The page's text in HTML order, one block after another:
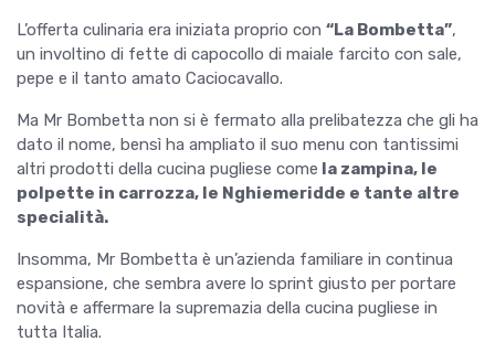
L’offerta culinaria era iniziata proprio con “La Bombetta”,
un involtino di fette di capocollo di maiale farcito con sale,
pepe e il tanto amato Caciocavallo.
Ma Mr Bombetta non si è fermato alla prelibatezza che gli ha
dato il nome, bensì ha ampliato il suo menu con tantissimi
altri prodotti della cucina pugliese come la zampina, le
polpette in carrozza, le Nghiemeridde e tante altre
specialità.
Insomma, Mr Bombetta è un’azienda familiare in continua
espansione, che sembra avere lo sprint giusto per portare
novità e affermare la supremazia della cucina pugliese in
tutta Italia.